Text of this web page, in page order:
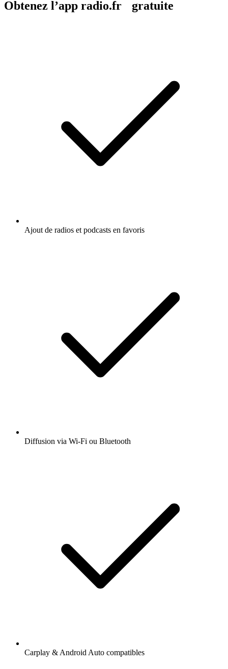
Obtenez l’app radio.fr gratuite
Ajout de radios et podcasts en favoris
Diffusion via Wi-Fi ou Bluetooth
Carplay & Android Auto compatibles